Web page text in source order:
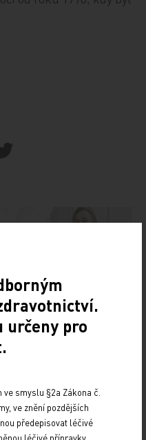
in Neurology (CONy)
určeny pro
smyslu §2a Zákona č.
ve znění pozdějších
předepisovat léčivé
léčivé přípravky